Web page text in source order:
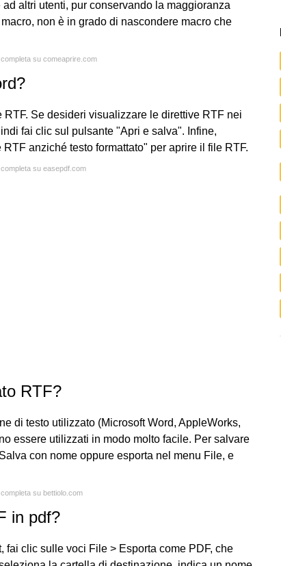
altri utenti, pur conservando la maggioranza
non è in grado di nascondere macro che
su comeaprire.com
Se desideri visualizzare le direttive RTF nei
fai clic sul pulsante "Apri e salva". Infine,
anziché testo formattato" per aprire il file RTF.
su easepdf.com
RTF?
di testo utilizzato (Microsoft Word, AppleWorks,
essere utilizzati in modo molto facile. Per salvare
con nome oppure esporta nel menu File, e
su bettiolo.com
in pdf?
clic sulle voci File > Esporta come PDF, che